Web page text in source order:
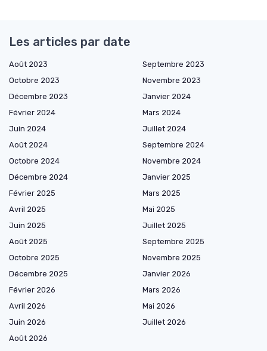
Les articles par date
Août 2023
Septembre 2023
Octobre 2023
Novembre 2023
Décembre 2023
Janvier 2024
Février 2024
Mars 2024
Juin 2024
Juillet 2024
Août 2024
Septembre 2024
Octobre 2024
Novembre 2024
Décembre 2024
Janvier 2025
Février 2025
Mars 2025
Avril 2025
Mai 2025
Juin 2025
Juillet 2025
Août 2025
Septembre 2025
Octobre 2025
Novembre 2025
Décembre 2025
Janvier 2026
Février 2026
Mars 2026
Avril 2026
Mai 2026
Juin 2026
Juillet 2026
Août 2026